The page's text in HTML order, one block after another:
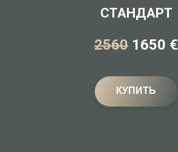
СТАНДАРТ
2560 1650 €
КУПИТЬ